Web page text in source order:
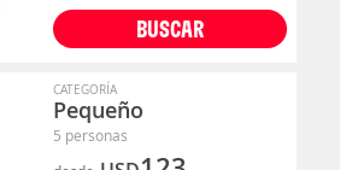
BUSCAR
CATEGORÍA
Pequeño
5 personas